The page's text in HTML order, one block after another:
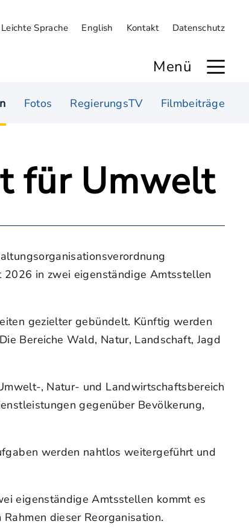
Leichte Sprache English Kontakt Datenschutz
Menü
Fotos RegierungsTV Filmbeiträge
für Umwelt
in zwei eigenständige Amtsstellen
gezielter gebündelt. Künftig werden
Bereiche Wald, Natur, Landschaft, Jagd
, Natur- und Landwirtschaftsbereich
gegenüber Bevölkerung,
werden nahtlos weitergeführt und
eigenständige Amtsstellen kommt es
dieser Reorganisation.